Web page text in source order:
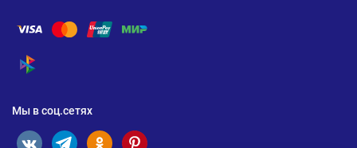
Помощь по оплате Visa
Помощь по оплате Mastercard
Помощь по оплате UnionPay
Помощь по оплате Мир
Помощь по оплате СБП
Мы в соц.сетях